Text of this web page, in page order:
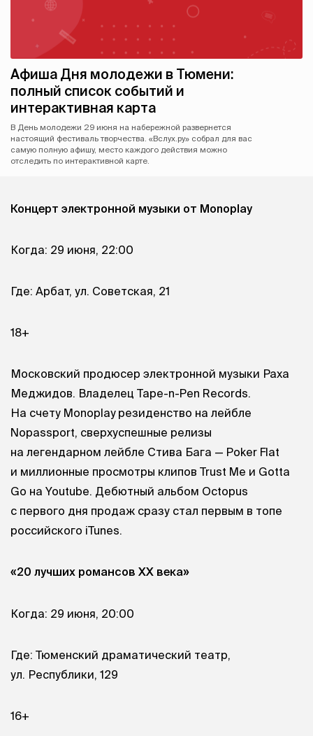
Афиша Дня молодежи в Тюмени:
полный список событий и
интерактивная карта
В День молодежи 29 июня на набережной развернется
настоящий фестиваль творчества. «Вслух.ру» собрал для вас
самую полную афишу, место каждого действия можно
отследить по интерактивной карте.
Концерт электронной музыки от Monoplay
Когда: 29 июня, 22:00
Где: Арбат, ул. Советская, 21
18+
Московский продюсер электронной музыки Раха
Меджидов. Владелец Tape-n-Pen Records.
На счету Monoplay резиденство на лейбле
Nopassport, сверхуспешные релизы
на легендарном лейбле Стива Бага — Poker Flat
и миллионные просмотры клипов Trust Me и Gotta
Go на Youtube. Дебютный альбом Octopus
с первого дня продаж сразу стал первым в топе
российского iTunes.
«20 лучших романсов XX века»
Когда: 29 июня, 20:00
Где: Тюменский драматический театр,
ул. Республики, 129
16+